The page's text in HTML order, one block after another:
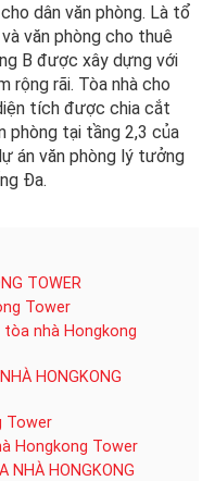
dân văn phòng. Là tổ
văn phòng cho thuê
B được xây dựng với
rộng rãi. Tòa nhà cho
tích được chia cắt
phòng tại tầng 2,3 của
án văn phòng lý tưởng
Đa.
TOWER
Tower
nhà Hongkong
HONGKONG
Tower
Hongkong Tower
NHÀ HONGKONG